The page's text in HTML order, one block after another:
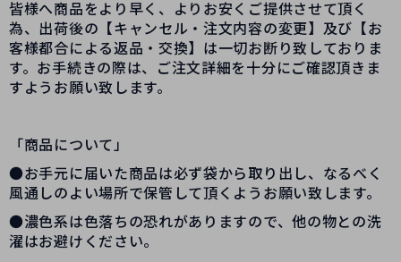
皆様へ商品をより早く、よりお安くご提供させて頂く
為、出荷後の【キャンセル・注文内容の変更】及び【お
客様都合による返品・交換】は一切お断り致しておりま
す。お手続きの際は、ご注文詳細を十分にご確認頂きま
すようお願い致します。
「商品について」
●お手元に届いた商品は必ず袋から取り出し、なるべく
風通しのよい場所で保管して頂くようお願い致します。
●濃色系は色落ちの恐れがありますので、他の物との洗
濯はお避けください。